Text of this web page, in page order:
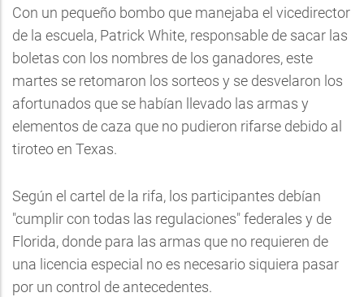
Con un pequeño bombo que manejaba el vicedirector
de la escuela, Patrick White, responsable de sacar las
boletas con los nombres de los ganadores, este
martes se retomaron los sorteos y se desvelaron los
afortunados que se habían llevado las armas y
elementos de caza que no pudieron rifarse debido al
tiroteo en Texas.
Según el cartel de la rifa, los participantes debían
"cumplir con todas las regulaciones" federales y de
Florida, donde para las armas que no requieren de
una licencia especial no es necesario siquiera pasar
por un control de antecedentes.